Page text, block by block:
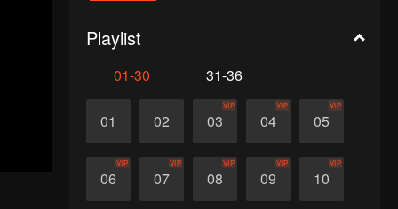
Playlist
01-30 31-36
01 02 03
VIP
04
VIP
05
VIP
06
VIP
07
VIP
08
VIP
09
VIP
10
VIP